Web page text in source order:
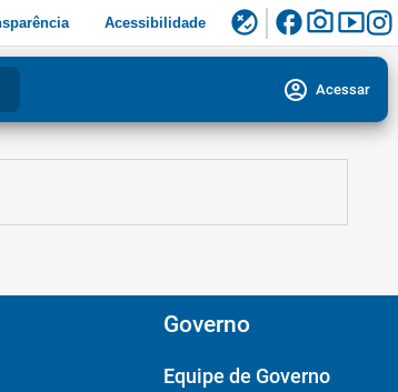
Acessibilidade flaky facebookphoto_camerasmart_display
account_circle Acessar
Governo
Equipe de Governo